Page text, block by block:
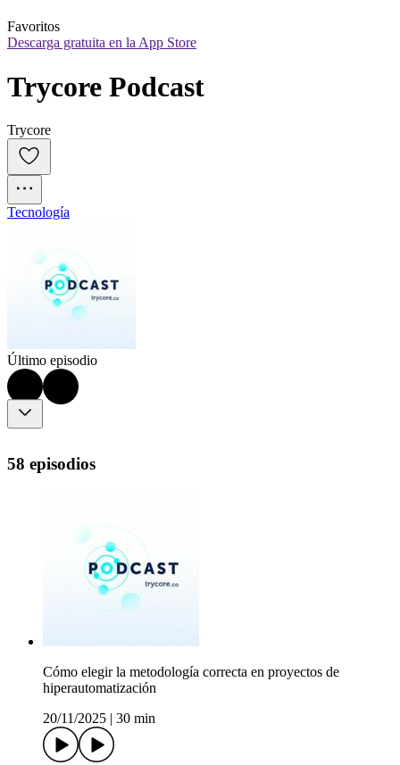
Favoritos
Descarga gratuita en la App Store
Trycore Podcast
Trycore
Tecnología
Último episodio
58 episodios
Cómo elegir la metodología correcta en proyectos de
hiperautomatización
20/11/2025
30 min